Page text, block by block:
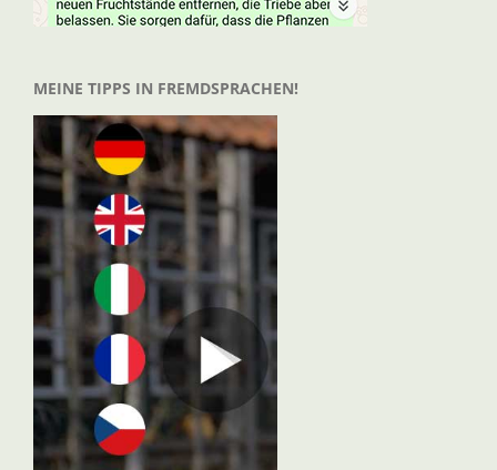
MEINE TIPPS IN FREMDSPRACHEN!